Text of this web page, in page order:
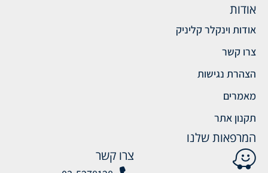
אודות
אודות וינקלר קליניק
צרו קשר
הצהרת נגישות
מאמרים
תקנון אתר
המרפאות שלנו
צרו קשר